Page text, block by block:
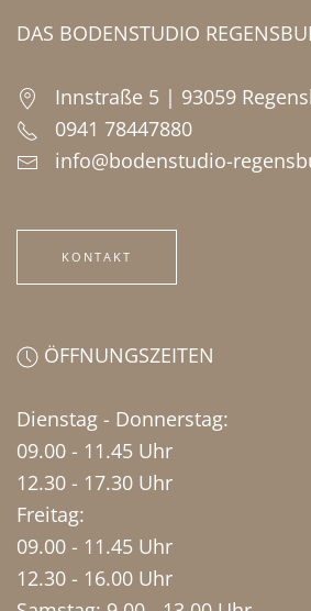
DAS BODENSTUDIO
Innstraße 5 | 93059
0941 78447880
info@bodenstudio-
KONTAKT
ÖFFNUNGSZEITEN
Dienstag - Donnerstag:
09.00 - 11.45 Uhr
12.30 - 17.30 Uhr
Freitag:
09.00 - 11.45 Uhr
12.30 - 16.00 Uhr